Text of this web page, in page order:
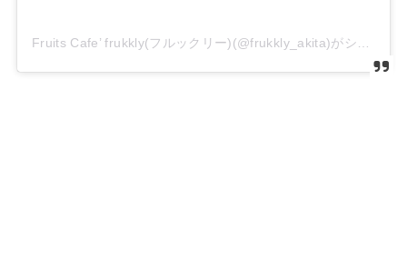
Fruits Cafe’ frukkly(フルックリー)(@frukkly_akita)がシェアした投稿